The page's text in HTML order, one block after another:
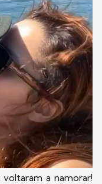
voltaram a namorar!